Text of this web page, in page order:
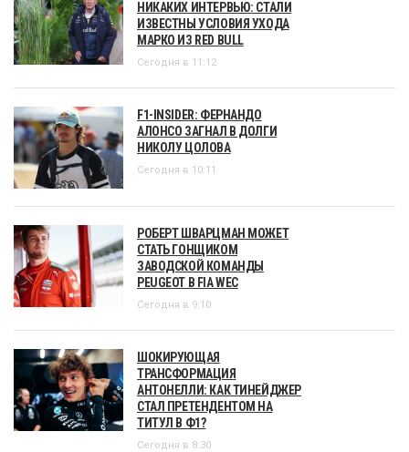
НИКАКИХ ИНТЕРВЬЮ: СТАЛИ
ИЗВЕСТНЫ УСЛОВИЯ УХОДА
МАРКО ИЗ RED BULL
Сегодня в 11:12
F1-INSIDER: ФЕРНАНДО
АЛОНСО ЗАГНАЛ В ДОЛГИ
НИКОЛУ ЦОЛОВА
Сегодня в 10:11
РОБЕРТ ШВАРЦМАН МОЖЕТ
СТАТЬ ГОНЩИКОМ
ЗАВОДСКОЙ КОМАНДЫ
PEUGEOT В FIA WEC
Сегодня в 9:10
ШОКИРУЮЩАЯ
ТРАНСФОРМАЦИЯ
АНТОНЕЛЛИ: КАК ТИНЕЙДЖЕР
СТАЛ ПРЕТЕНДЕНТОМ НА
ТИТУЛ В Ф1?
Сегодня в 8:30